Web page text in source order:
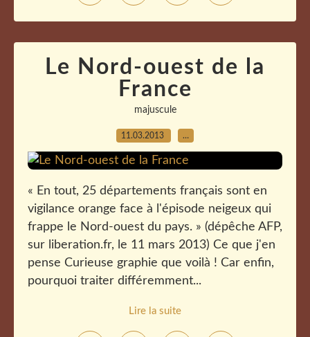
Le Nord-ouest de la
France
majuscule
11.03.2013 …
« En tout, 25 départements français sont en
vigilance orange face à l'épisode neigeux qui
frappe le Nord-ouest du pays. » (dépêche AFP,
sur liberation.fr, le 11 mars 2013) Ce que j'en
pense Curieuse graphie que voilà ! Car enfin,
pourquoi traiter différemment...
Lire la suite